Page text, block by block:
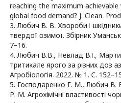
reaching the maximum
global food demand? J. Clean.
3. Любич В. В. Хвороби і
твердої озимої. Збірник
7–16.
4. Любич В.В., Невлад В.І.,
тритикале ярого за різних доз
Агробіологія. 2022. № 1. С.
5. Господаренко Г. М., Любич В.
Р. М. Агрохімічні властивості